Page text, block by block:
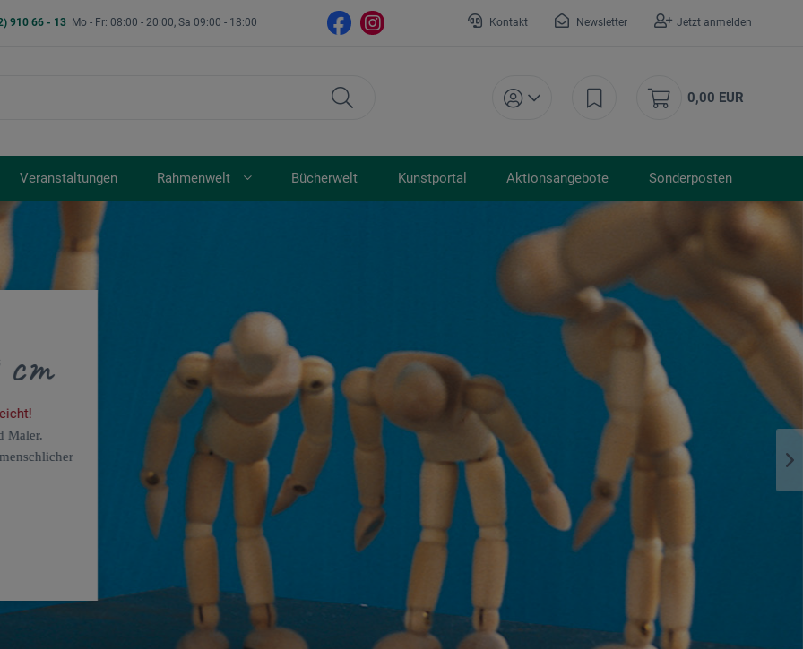
910 66 - 13 Mo - Fr: 08:00 - 20:00, Sa 09:00 - 18:00 Kontakt Newsletter Jetzt anmelden
0,00 EUR
Veranstaltungen Rahmenwelt Bücherwelt Kunstportal Aktionsangebote Sonderposten
Maler.